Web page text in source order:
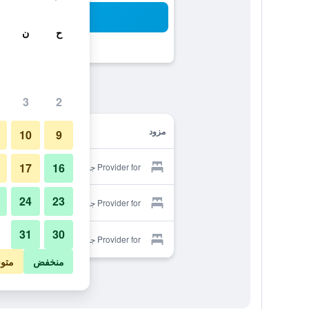
مزود
Provider for جرينز إند هاوس
Provider for جرينز إند هاوس
Provider for جرينز إند هاوس
ح ن
2
3
9
10
16
17
23
24
30
31
منخفض